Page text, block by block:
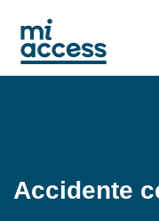
main
content
Accidente